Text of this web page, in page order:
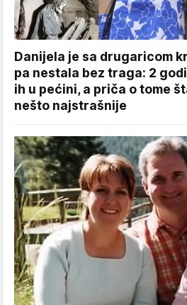
Danijela je sa drugaricom
pa nestala bez traga: 2
ih u pećini, a priča o tome
nešto najstrašnije